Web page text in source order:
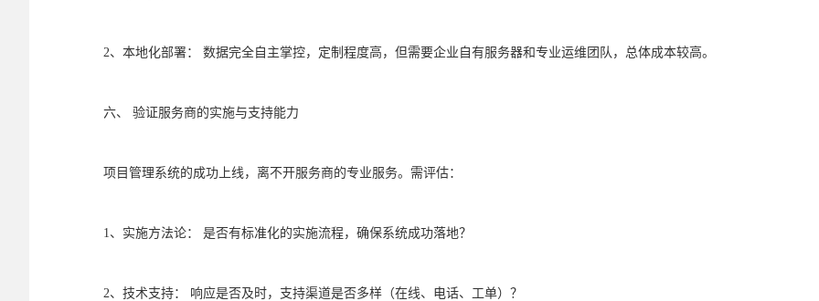
2、本地化部署： 数据完全自主掌控，定制程度高，但需要企业自有服务器和专业运维团队，总体成本较高。
六、 验证服务商的实施与支持能力
项目管理系统的成功上线，离不开服务商的专业服务。需评估：
1、实施方法论： 是否有标准化的实施流程，确保系统成功落地？
2、技术支持： 响应是否及时，支持渠道是否多样（在线、电话、工单）？